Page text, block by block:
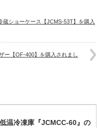
ショーケース【JCMS-53T】を購入
ー【OF-400】を購入されまし
温冷凍庫『JCMCC-60』の